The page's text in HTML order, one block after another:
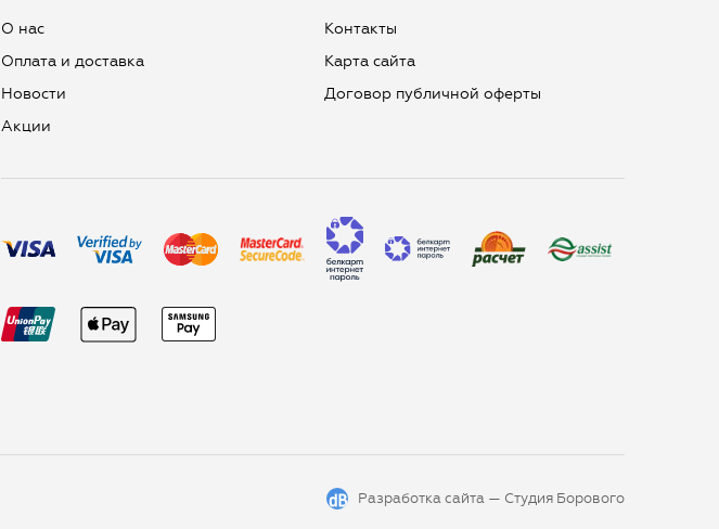
О нас
Оплата и доставка
Новости
Aкции
Контакты
Карта сайта
Договор публичной оферты
Разработка сайта — Студия Борового